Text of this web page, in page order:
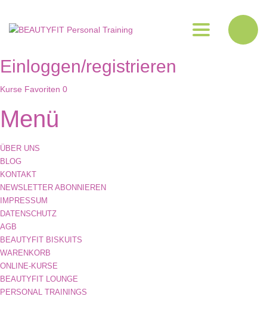
Toggle
Einloggen/registrieren
Kurse Favoriten 0
Menü
ÜBER UNS
BLOG
KONTAKT
NEWSLETTER ABONNIEREN
IMPRESSUM
DATENSCHUTZ
AGB
BEAUTYFIT BISKUITS
WARENKORB
ONLINE-KURSE
BEAUTYFIT LOUNGE
PERSONAL TRAININGS